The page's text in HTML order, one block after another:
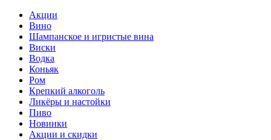
Акции
Вино
Шампанское и игристые вина
Виски
Водка
Коньяк
Ром
Крепкий алкоголь
Ликёры и настойки
Пиво
Новинки
Акции и скидки